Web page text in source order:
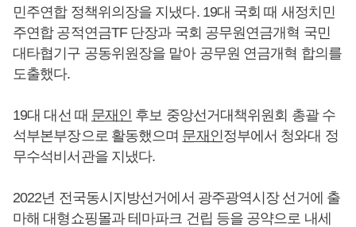
민주연합 정책위의장을 지냈다. 19대 국회 때 새정치민
주연합 공적연금TF 단장과 국회 공무원연금개혁 국민
대타협기구 공동위원장을 맡아 공무원 연금개혁 합의를
도출했다.
19대 대선 때 문재인 후보 중앙선거대책위원회 총괄 수
석부본부장으로 활동했으며 문재인정부에서 청와대 정
무수석비서관을 지냈다.
2022년 전국동시지방선거에서 광주광역시장 선거에 출
마해 대형쇼핑몰과 테마파크 건립 등을 공약으로 내세